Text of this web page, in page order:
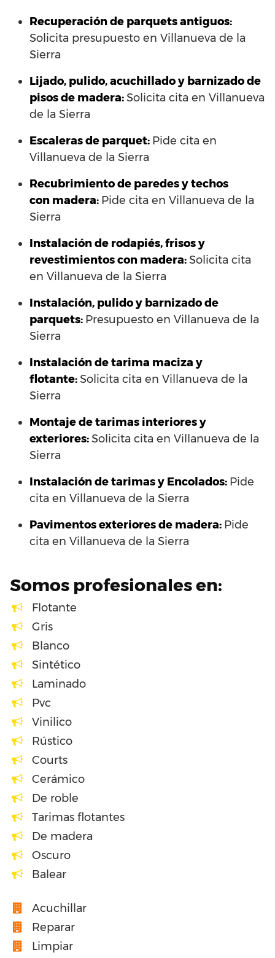
Recuperación de parquets antiguos:
Solicita presupuesto en Villanueva de la
Sierra
Lijado, pulido, acuchillado y barnizado de
pisos de madera:Solicita cita en Villanueva
de la Sierra
Escaleras de parquet: Pide cita en
Villanueva de la Sierra
Recubrimiento de paredes y techos
con madera: Pide cita en Villanueva de la
Sierra
Instalación de rodapiés, frisos y
revestimientos con madera:Solicita cita
en Villanueva de la Sierra
Instalación, pulido y barnizado de
parquets: Presupuesto en Villanueva de la
Sierra
Instalación de tarima maciza y
flotante:Solicita cita en Villanueva de la
Sierra
Montaje de tarimas interiores y
exteriores:Solicita cita en Villanueva de la
Sierra
Instalación de tarimas y Encolados: Pide
cita en Villanueva de la Sierra
Pavimentos exteriores de madera: Pide
cita en Villanueva de la Sierra
Somos profesionales en:
Flotante
Gris
Blanco
Sintético
Laminado
Pvc
Vinilico
Rústico
Courts
Cerámico
De roble
Tarimas flotantes
De madera
Oscuro
Balear
Acuchillar
Reparar
Limpiar